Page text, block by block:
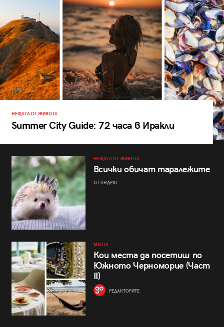
НЕЩАТА ОТ ЖИВОТА
Summer City Guide: 72 часа в Иракли
НЕЩАТА ОТ ЖИВОТА
Всички обичат таралежите
ОТ АНДРЮ
МЕСТА
Кои места да посетиш по
Южното Черноморие (Част
II)
РЕДАКТОРИТЕ